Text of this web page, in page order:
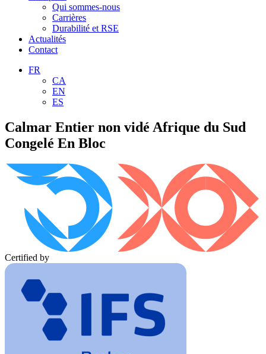
Qui sommes-nous
Carrières
Durabilité et RSE
Actualités
Contact
FR
CA
EN
ES
Calmar Entier non vidé Afrique du Sud
Congelé En Bloc
Certified by